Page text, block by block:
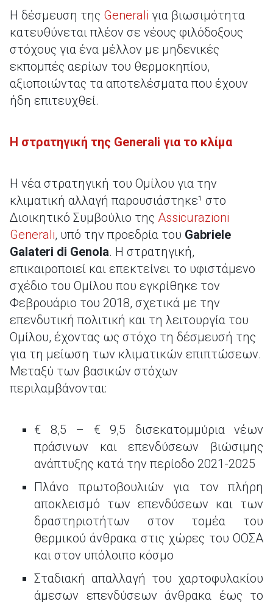
Η δέσμευση της Generali για βιωσιμότητα
κατευθύνεται πλέον σε νέους φιλόδοξους
στόχους για ένα μέλλον με μηδενικές
εκπομπές αερίων του θερμοκηπίου,
αξιοποιώντας τα αποτελέσματα που έχουν
ήδη επιτευχθεί.
Η στρατηγική της Generali για το κλίμα
Η νέα στρατηγική του Ομίλου για την
κλιματική αλλαγή παρουσιάστηκε¹ στο
Διοικητικό Συμβούλιο της Assicurazioni
Generali, υπό την προεδρία του Gabriele
Galateri di Genola. Η στρατηγική,
επικαιροποιεί και επεκτείνει το υφιστάμενο
σχέδιο του Ομίλου που εγκρίθηκε τον
Φεβρουάριο του 2018, σχετικά με την
επενδυτική πολιτική και τη λειτουργία του
Ομίλου, έχοντας ως στόχο τη δέσμευσή της
για τη μείωση των κλιματικών επιπτώσεων.
Μεταξύ των βασικών στόχων
περιλαμβάνονται:
€ 8,5 – € 9,5 δισεκατομμύρια νέων
πράσινων και επενδύσεων βιώσιμης
ανάπτυξης κατά την περίοδο 2021-2025
Πλάνο πρωτοβουλιών για τον πλήρη
αποκλεισμό των επενδύσεων και των
δραστηριοτήτων στον τομέα του
θερμικού άνθρακα στις χώρες του ΟΟΣΑ
και στον υπόλοιπο κόσμο
Σταδιακή απαλλαγή του χαρτοφυλακίου
άμεσων επενδύσεων άνθρακα έως το